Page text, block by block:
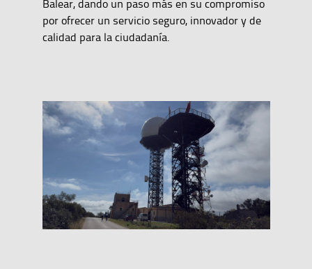
Balear, dando un paso más en su compromiso
por ofrecer un servicio seguro, innovador y de
calidad para la ciudadanía.